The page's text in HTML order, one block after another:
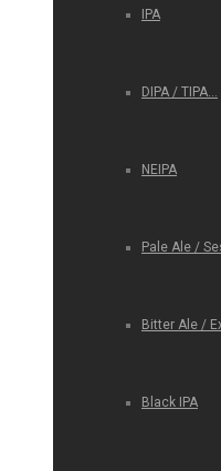
IPA
DIPA / TIPA…
NEIPA
Pale Ale /
Bitter Ale /
Black IPA